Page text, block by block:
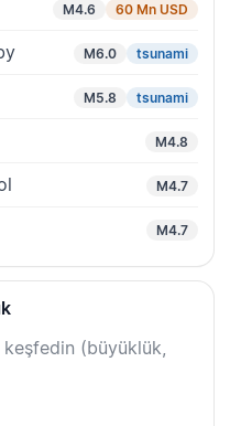
M4.6 60 Mn USD
M6.0 tsunami
M5.8 tsunami
M4.8
M4.7
M4.7
(büyüklük,